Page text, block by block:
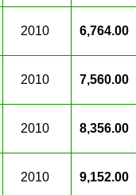
2010 6,764.00
2010 7,560.00
2010 8,356.00
2010 9,152.00